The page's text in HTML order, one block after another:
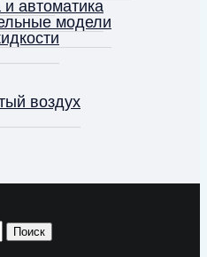
и автоматика
модели
воздух
Поиск